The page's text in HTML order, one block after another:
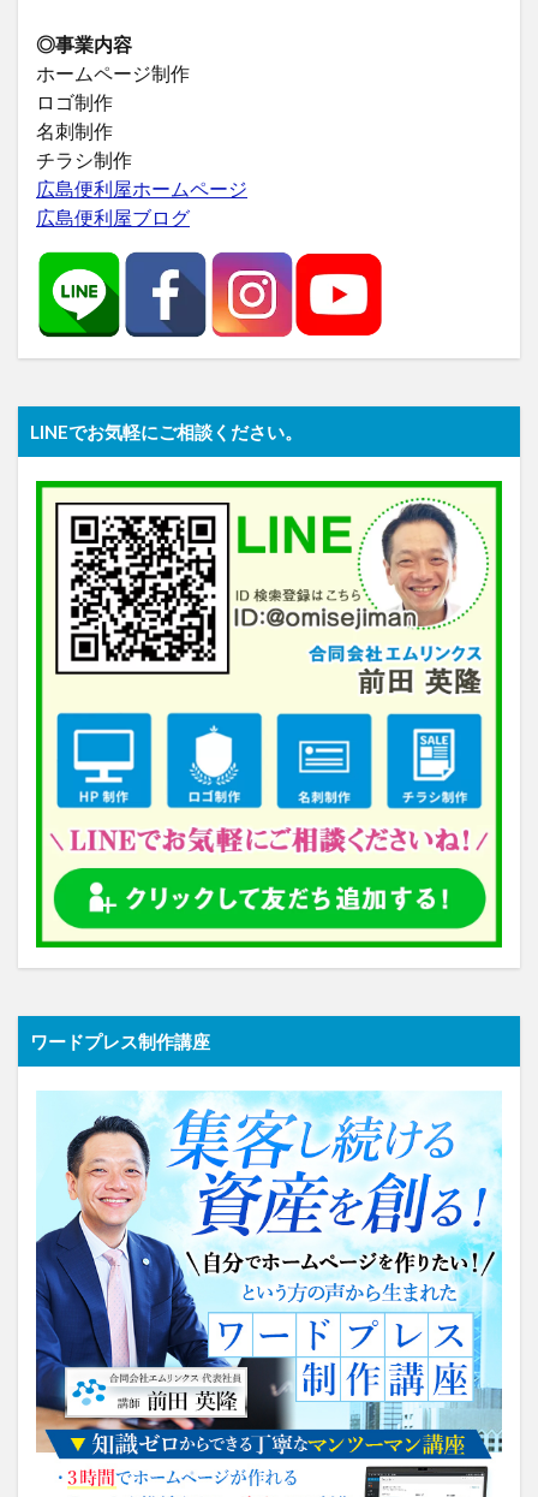
◎事業内容
ホームページ制作
ロゴ制作
名刺制作
チラシ制作
広島便利屋ホームページ
広島便利屋ブログ
LINEでお気軽にご相談ください。
ワードプレス制作講座